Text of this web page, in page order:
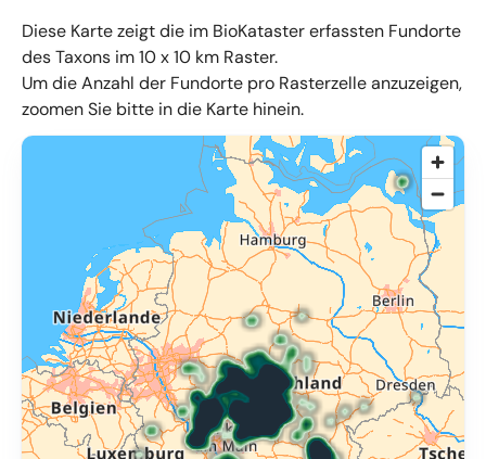
Diese Karte zeigt die im BioKataster erfassten Fundorte
des Taxons im 10 x 10 km Raster.
Um die Anzahl der Fundorte pro Rasterzelle anzuzeigen,
zoomen Sie bitte in die Karte hinein.
© OpenMapTiles OpenStreetMap 34u GmbH